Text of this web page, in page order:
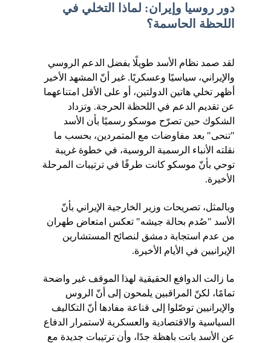
دور روسيا وإيران: لماذا التخلي في
اللحظة الحاسمة؟
لقد صمد نظام الأسد طويلًا بفضل الدعم الروسي
والإيراني، سياسيًا وعسكريًا. غير أنّ المشهد الأخير
أظهر تخلي هاتين الدولتين، أو على الأقل امتناعهما
عن تقديم الدعم في اللحظة الحرجة. وتزداد
الشكوك حين تصرّح موسكو رسميًا بأن الأسد
"تنحى" بعد مفاوضات مع المتمردين، بحسب ما
نقلته الأنباء الرسمية الروسية، في خطوة غريبة
توحي بأنّ موسكو كانت طرفًا في ترتيبات المرحلة
الأخيرة.
وبالمثل، تصريحات وزير الخارجية الإيراني بأنّ
الأسد "صُدم بحالة جيشه" تعكس امتعاض طهران
من عدم استجابة دمشق لنصائح المستشارين
الإيرانيين في الأيام الأخيرة.
ما زالت الدوافع الحقيقية لهذا الموقف غير واضحة
تمامًا، لكنّ المراقبين يلمحون إلى أنّ الروس
والإيرانيين توصّلوا إلى قناعة مفادها أنّ التكاليف
السياسية والاقتصادية والعسكرية لاستمرار الدفاع
عن الأسد باتت باهظة جدًا، وأن ترتيبات جديدة مع